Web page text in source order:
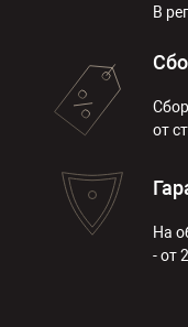
В
от
На
- от